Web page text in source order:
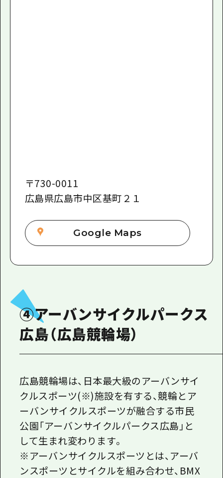
〒730-0011
広島県広島市中区基町２１
Google Maps
④アーバンサイクルパークス
広島（広島競輪場）
広島競輪場は、日本最大級のアーバンサイ
クルスポーツ(※)施設を有する、競輪とア
ーバンサイクルスポーツが融合する市民
公園「アーバンサイクルパークス広島」と
して生まれ変わります。
※アーバンサイクルスポーツとは、アーバ
ンスポーツとサイクルを組み合わせ、BMX